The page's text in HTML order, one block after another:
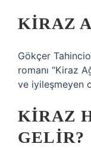
KIRAZ
Gökçer
romanı “Kiraz
ve iyileşmeyen
KIRAZ
GELIR?